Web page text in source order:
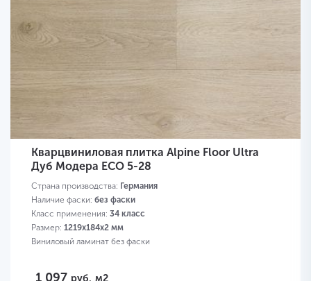
Кварцвиниловая плитка Alpine Floor Ultra
Дуб Модера ЕСО 5-28
Страна производства: Германия
Наличие фаски: без фаски
Класс применения: 34 класс
Размер: 1219х184х2 мм
Виниловый ламинат без фаски
1 097 руб. м2